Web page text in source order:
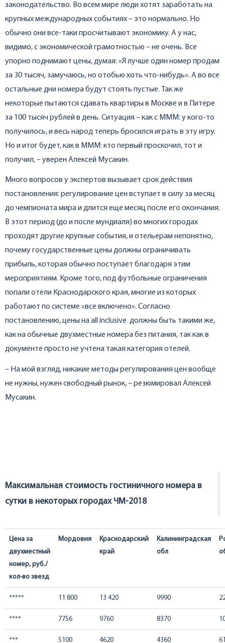
законодательство. Во всем мире люди хотят заработать на
крупных международных событиях – это нормально. Но
обычно они все-таки просчитывают экономику. А у нас,
видимо, с экономической грамотностью – не очень. Все
упорно поднимают цены, думая: «Я лучше один номер продам
за 30 тысяч, замучаюсь, но отобью хоть что-нибудь». А во все
остальные дни номера будут стоять пустые. Так же
некоторые пытаются сдавать квартиры в Москве и в Питере
за 100 тысяч рублей в день. Ситуация – как с МММ: у кого-то
получилось, и весь народ теперь бросился играть в эту игру.
Но и итог будет, как в МММ: кто первый проскочил, тот и
получил, – уверен Алексей Мусакин.
Много вопросов у экспертов вызывает срок действия
постановления: регулирование цен вступает в силу за месяц
до чемпионата мира и длится еще месяц после его окончания.
В этот период (до и после мундиаля) во многих городах
проходят другие крупные события, и отельерам непонятно,
почему государственные цены должны ограничивать
прибыль, которая обычно поступает благодаря этим
мероприятиям. Кроме того, под футбольные ограничения
попали отели Краснодарского края, многие из которых
работают по системе «все включено». Согласно
постановлению, цены на all inclusive должны быть такими же,
как на обычные двухместные номера без питания, так как в
документе просто не учтена такая категория отелей.
– На мой взгляд, никакие методы регулирования цен вообще
не нужны, нужен свободный рынок, – резюмировал Алексей
Мусакин.
Максимальная стоимость гостиничного номера в
сутки в некоторых городах ЧМ-2018
Цена за
двухместный
номер, руб./
кол-во звезд
Мордовия
Краснодарский
край
Калининградская
обл
***** 11 800 13 420 9990
**** 7756 9760 8370
*** 5100 4620 4360